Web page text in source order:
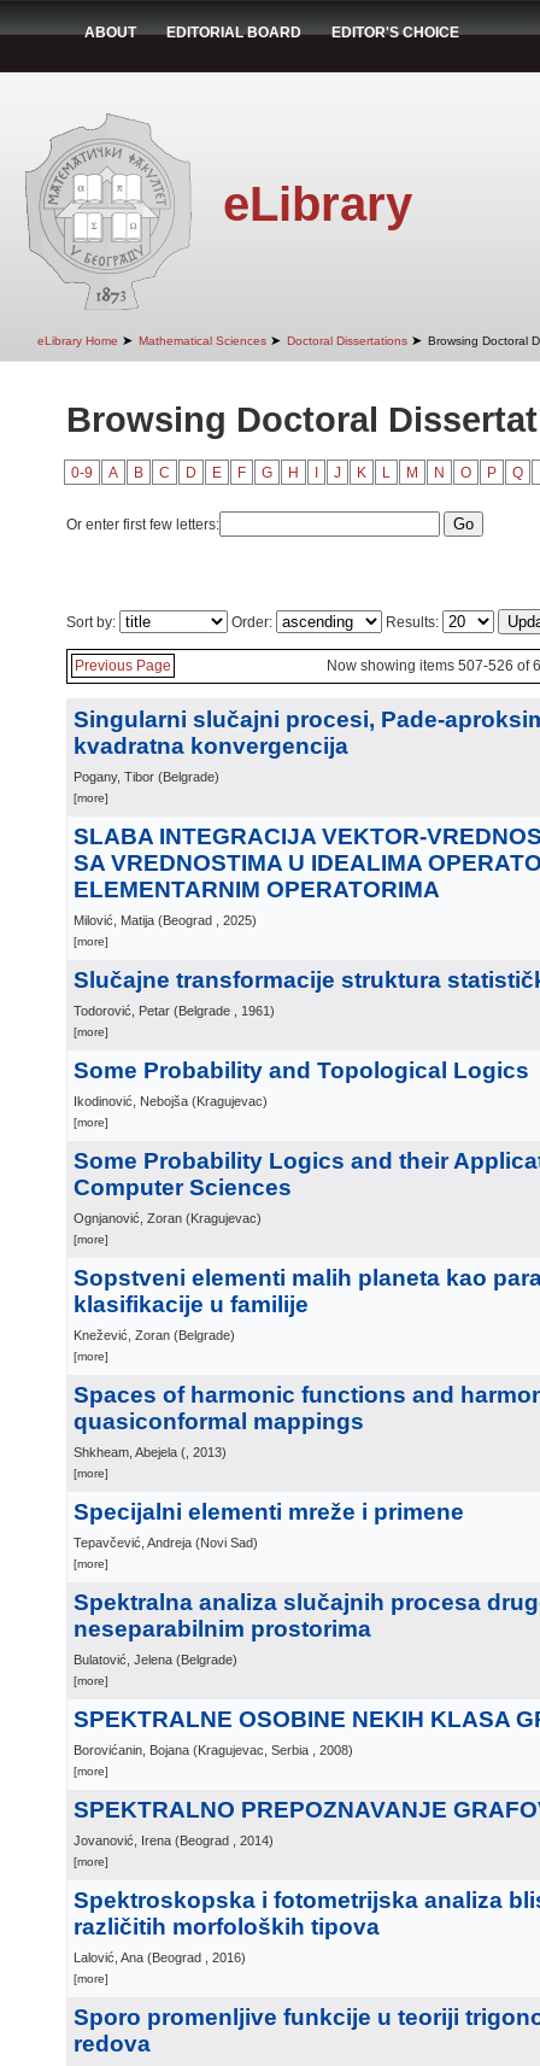
ABOUT EDITORIAL BOARD EDITOR'S CHOICE
eLibrary
eLibrary Home ➤ Mathematical Sciences ➤ Doctoral Dissertations ➤ Browsing Doctoral
Browsing Doctoral
0-9 A B C D E F G H J K L M N O P Q
Or enter first few letters:
Sort by: Order: Results:
Previous Page Now showing items 507-526 of
Singularni slučajni procesi, Pade-
kvadratna konvergencija
Pogany, Tibor (Belgrade)
[more]
SLABA INTEGRACIJA VEKTOR-
SA VREDNOSTIMA U IDEALIMA
ELEMENTARNIM OPERATORIMA
Milović, Matija (Beograd , 2025)
[more]
Slučajne transformacije struktura
Todorović, Petar (Belgrade , 1961)
[more]
Some Probability and Topological Logics
Ikodinović, Nebojša (Kragujevac)
[more]
Some Probability Logics and their
Computer Sciences
Ognjanović, Zoran (Kragujevac)
[more]
Sopstveni elementi malih planeta kao
klasifikacije u familije
Knežević, Zoran (Belgrade)
[more]
Spaces of harmonic functions and
quasiconformal mappings
Shkheam, Abejela ( , 2013)
[more]
Specijalni elementi mreže i primene
Tepavčević, Andreja (Novi Sad)
[more]
Spektralna analiza slučajnih procesa
neseparabilnim prostorima
Bulatović, Jelena (Belgrade)
[more]
SPEKTRALNE OSOBINE NEKIH KLASA
Borovićanin, Bojana (Kragujevac, Serbia , 2008)
[more]
SPEKTRALNO PREPOZNAVANJE
Jovanović, Irena (Beograd , 2014)
[more]
Spektroskopska i fotometrijska analiza
različitih morfoloških tipova
Lalović, Ana (Beograd , 2016)
[more]
Sporo promenljive funkcije u teoriji
redova